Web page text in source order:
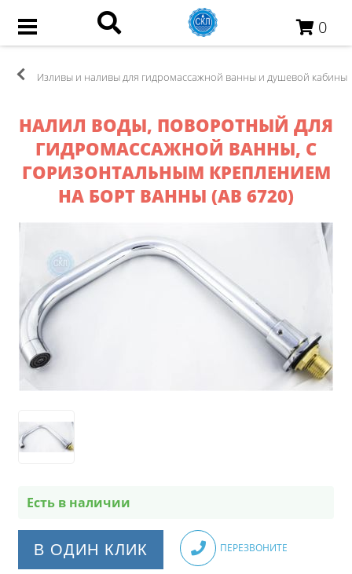
0
Изливы и наливы для гидромассажной ванны и душевой кабины
НАЛИЛ ВОДЫ, ПОВОРОТНЫЙ ДЛЯ
ГИДРОМАССАЖНОЙ ВАННЫ, С
ГОРИЗОНТАЛЬНЫМ КРЕПЛЕНИЕМ
НА БОРТ ВАННЫ (АВ 6720)
Есть в наличии
В ОДИН КЛИК ПЕРЕЗВОНИТЕ